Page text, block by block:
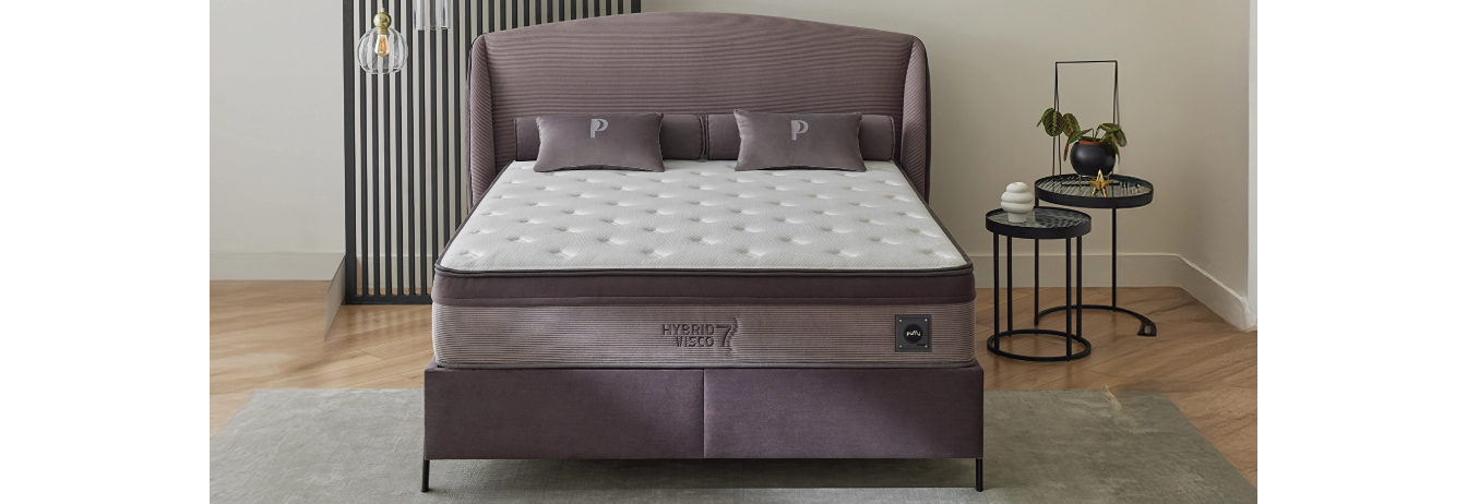
Hybrid Visco 7 Yatak, fermuarlı çıkarılıp
yıkanabilen pediyle temizleme kolaylığı
Fermuarlı çıkarılabilir ped 30 °C de yıkanabilir ve kuru
temizleme yapılabilir. Purotex teknolojisi sayesinde
vücudunuzun kumaşa dokunmasıyla birlikte, içinde
probiyotikler bulunan mikro kapsüller aralanır ve
ortamdaki nemi emerler. Böylece, probiyotikler yatağın
yüzeyinde çoğalıp büyüdükçe ortamdaki alerjenleri
temizlemeye başlar. Fitilli Kadife kumaşı ile zengin bir
görselliğe sahip olan Livello Başlıklı Baza, çok yönlü ve
işlevsel bir set oluşturma imkanı sunuyor. Güçlü bir estetik
duruş sergileyen Livello Başlıklı Baza, yatak odalarını göz
alıcı bir biçimde dönüştürüyor.
Yatağı çevirmeye gerek kalmadan uzun yıllar
kullanım imkanı sağlar.
Sağlıklı kas gelişimine yardımcı olur.
Eşlerin birbirlerinin uyku sırasındaki dönüş
hareketlerinden etkilenmemelerini sağlar.
Kötü koku oluşumunu engellemeye yardımcı olur.
Geniş ve Kullanışlı İç Hacim
Robot Süpürgelere Uyumlu